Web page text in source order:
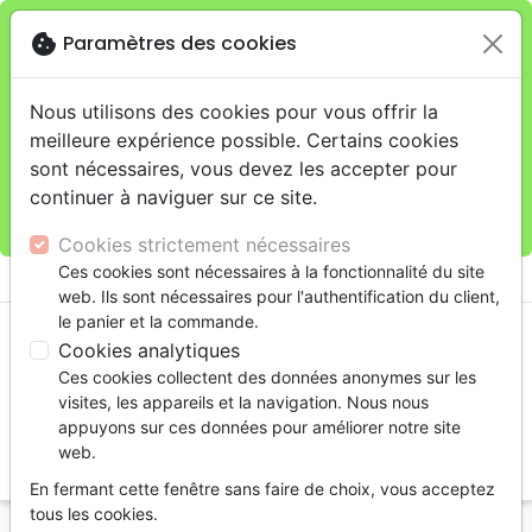
Je veux retirer ma commande au 11 rue de Rive,
Genèveclose
warningCette boutique en ligne est limitée au retrait en
magasin.
Pour les livraisons à domicile, veuillez passer vos
commandes sur la boutique La Maison de la Bible
shopping_cart
cookie Paramètres des cookies
Nous utilisons des cookies pour vous offrir la
meilleure expérience possible. Certains cookies
sont nécessaires, vous devez les accepter pour
continuer à naviguer sur ce site.
Cookies strictement nécessaires
Ces cookies sont nécessaires à la fonctionnalité du site
web. Ils sont nécessaires pour l'authentification du client,
le panier et la commande.
Cookies analytiques
Ces cookies collectent des données anonymes sur les
visites, les appareils et la navigation. Nous nous
appuyons sur ces données pour améliorer notre site
web.
En fermant cette fenêtre sans faire de choix, vous acceptez
tous les cookies.